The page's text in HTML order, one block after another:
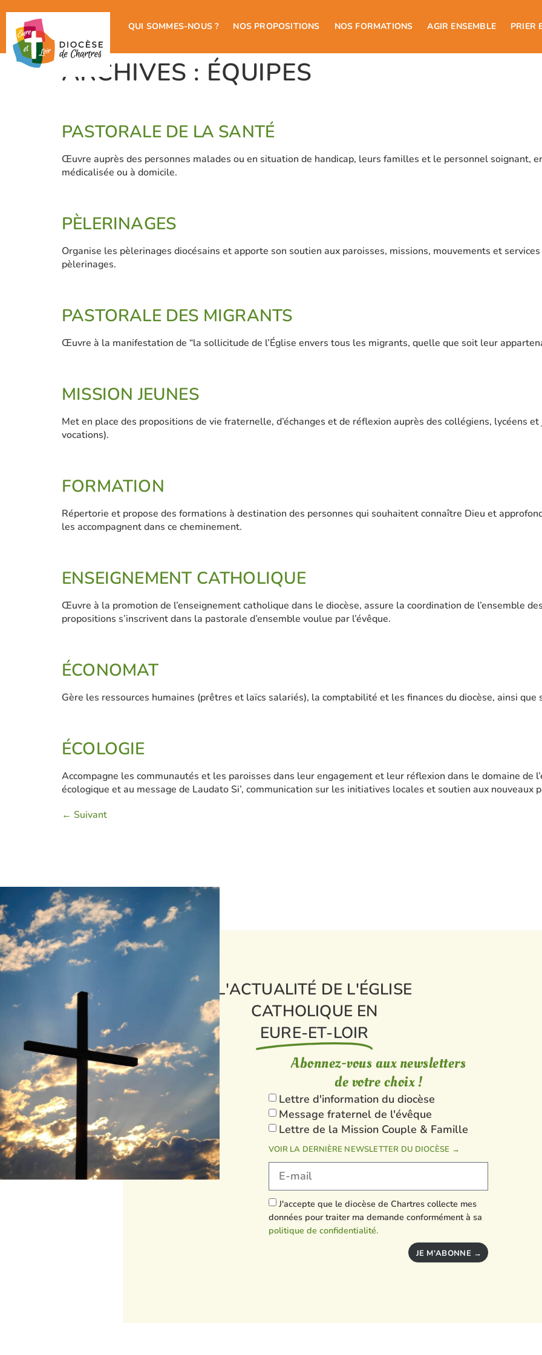
QUI SOMMES-NOUS ? NOS PROPOSITIONS NOS FORMATIONS AGIR ENSEMBLE PRIER
ARCHIVES : ÉQUIPES
PASTORALE DE LA SANTÉ
Œuvre auprès des personnes malades ou en situation de handicap, leurs familles et le personnel soignant,
médicalisée ou à domicile.
PÈLERINAGES
Organise les pèlerinages diocésains et apporte son soutien aux paroisses, missions, mouvements et
pèlerinages.
PASTORALE DES MIGRANTS
Œuvre à la manifestation de “la sollicitude de l’Église envers tous les migrants, quelle que soit leur
MISSION JEUNES
Met en place des propositions de vie fraternelle, d’échanges et de réflexion auprès des collégiens, lycéens
vocations).
FORMATION
Répertorie et propose des formations à destination des personnes qui souhaitent connaître Dieu et
les accompagnent dans ce cheminement.
ENSEIGNEMENT CATHOLIQUE
Œuvre à la promotion de l’enseignement catholique dans le diocèse, assure la coordination de l’ensemble
propositions s’inscrivent dans la pastorale d’ensemble voulue par l’évêque.
ÉCONOMAT
Gère les ressources humaines (prêtres et laïcs salariés), la comptabilité et les finances du diocèse, ainsi que
ÉCOLOGIE
Accompagne les communautés et les paroisses dans leur engagement et leur réflexion dans le domaine de
écologique et au message de Laudato Si’, communication sur les initiatives locales et soutien aux nouveaux
← Suivant
L'ACTUALITÉ DE L'ÉGLISE
CATHOLIQUE EN
EURE-ET-LOIR
Abonnez-vous aux newsletters
de votre choix !
Lettre d'information du diocèse
Message fraternel de l'évêque
Lettre de la Mission Couple & Famille
VOIR LA DERNIÈRE NEWSLETTER DU DIOCÈSE →
J'accepte que le diocèse de Chartres collecte mes
données pour traiter ma demande conformément à sa
politique de confidentialité.
JE M'ABONNE →